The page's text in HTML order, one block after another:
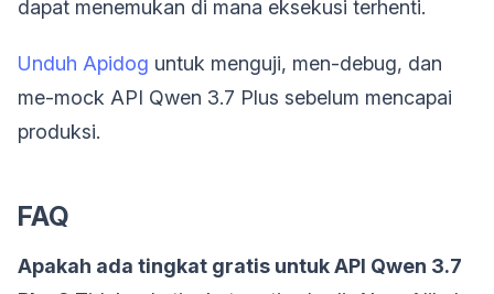
dapat menemukan di mana eksekusi terhenti.
Unduh Apidog untuk menguji, men-debug, dan
me-mock API Qwen 3.7 Plus sebelum mencapai
produksi.
FAQ
Apakah ada tingkat gratis untuk API Qwen 3.7